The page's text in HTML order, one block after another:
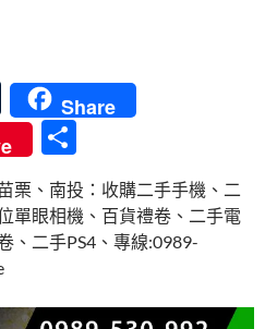
T
u
m
bl
r
Share
享
栗、南投：收購二手手機、二
單眼相機、百貨禮卷、二手電
、二手PS4、專線:0989-